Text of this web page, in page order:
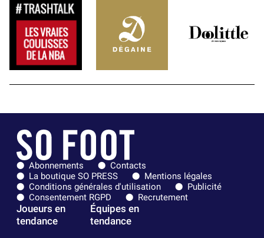
Abonnements
Contacts
La boutique SO PRESS
Mentions légales
Conditions générales d'utilisation
Publicité
Consentement RGPD
Recrutement
Joueurs en
tendance
Équipes en
tendance